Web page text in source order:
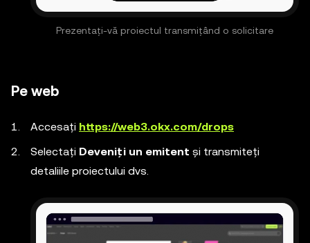
Prezentați-vă proiectul transmițând o solicitare
Pe web
Accesați https://web3.okx.com/drops
Selectați Deveniți un emitent și transmiteți
detaliile proiectului dvs.